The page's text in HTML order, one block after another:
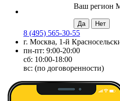
Ваш регион
8 (495) 565-30-55
г. Москва, 1-й
пн-пт: 9:00-20:00
сб: 10:00-18:00
вс: (по договоренности)